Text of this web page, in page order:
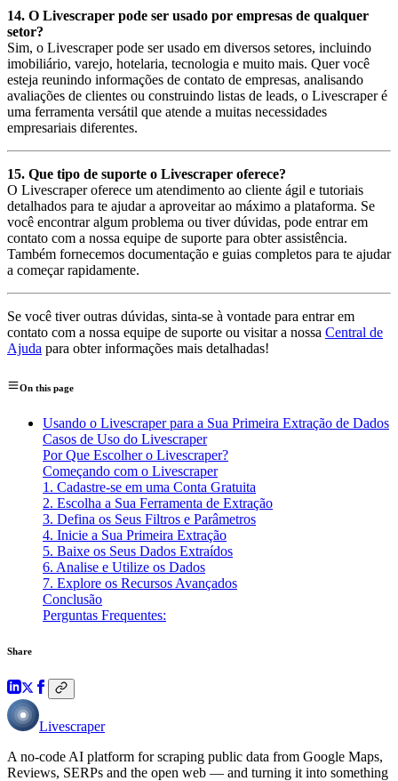
14. O Livescraper pode ser usado por empresas de qualquer
setor?
Sim, o Livescraper pode ser usado em diversos setores, incluindo
imobiliário, varejo, hotelaria, tecnologia e muito mais. Quer você
esteja reunindo informações de contato de empresas, analisando
avaliações de clientes ou construindo listas de leads, o Livescraper é
uma ferramenta versátil que atende a muitas necessidades
empresariais diferentes.
15. Que tipo de suporte o Livescraper oferece?
O Livescraper oferece um atendimento ao cliente ágil e tutoriais
detalhados para te ajudar a aproveitar ao máximo a plataforma. Se
você encontrar algum problema ou tiver dúvidas, pode entrar em
contato com a nossa equipe de suporte para obter assistência.
Também fornecemos documentação e guias completos para te ajudar
a começar rapidamente.
Se você tiver outras dúvidas, sinta-se à vontade para entrar em
contato com a nossa equipe de suporte ou visitar a nossa Central de
Ajuda para obter informações mais detalhadas!
On this page
Usando o Livescraper para a Sua Primeira Extração de Dados
Casos de Uso do Livescraper
Por Que Escolher o Livescraper?
Começando com o Livescraper
1. Cadastre-se em uma Conta Gratuita
2. Escolha a Sua Ferramenta de Extração
3. Defina os Seus Filtros e Parâmetros
4. Inicie a Sua Primeira Extração
5. Baixe os Seus Dados Extraídos
6. Analise e Utilize os Dados
7. Explore os Recursos Avançados
Conclusão
Perguntas Frequentes:
Share
Livescraper
A no-code AI platform for scraping public data from Google Maps,
Reviews, SERPs and the open web — and turning it into something